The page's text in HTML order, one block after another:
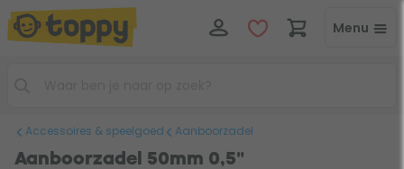
Menu
Accessoires & speelgoed Aanboorzadel
Aanboorzadel 50mm 0,5"